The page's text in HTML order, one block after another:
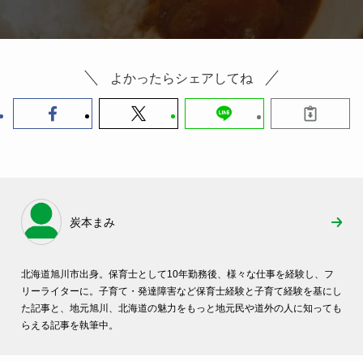
よかったらシェアしてね
炭本まみ
北海道旭川市出身。保育士として10年勤務後、様々な仕事を経験し、フ
リーライターに。子育て・発達障害など保育士経験と子育て経験を基にし
た記事と、地元旭川、北海道の魅力をもっと地元民や道外の人に知っても
らえる記事を執筆中。